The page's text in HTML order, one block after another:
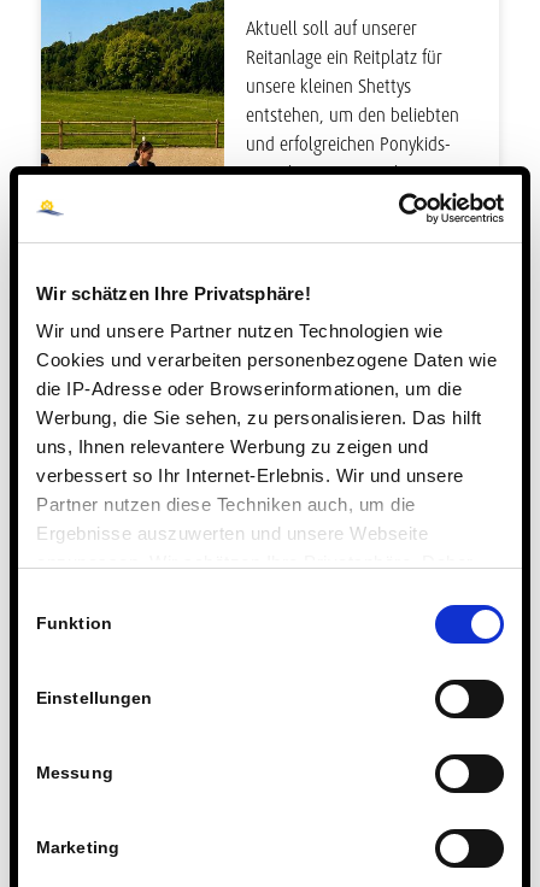
Wir schätzen Ihre Privatsphäre!
Wir und unsere Partner nutzen Technologien wie
Cookies und verarbeiten personenbezogene Daten wie
die IP-Adresse oder Browserinformationen, um die
Werbung, die Sie sehen, zu personalisieren. Das hilft
uns, Ihnen relevantere Werbung zu zeigen und
verbessert so Ihr Internet-Erlebnis. Wir und unsere
Partner nutzen diese Techniken auch, um die
Ergebnisse auszuwerten und unsere Webseite
Technologien.
Funktion
Einstellungen
Messung
Marketing
Aktuell soll auf unserer
Reitanlage ein Reitplatz für
unsere kleinen Shettys
entstehen, um den beliebten
und erfolgreichen Ponykids-
Betrieb weiter auszubauen. Die
Gesamtkosten belaufen sich in
Bodenmatten, Sand, Holzzaun
Parcour). Wir hoffen auf Ihre
und eure Unterstützung bei
diesem schönen Projekt.
Dona
€1.375,00
di €8.500 donazioni
unser neues MINT-
Für eine zusätzliche einzelne
Laborzelle (Kosten: 13.900 €)